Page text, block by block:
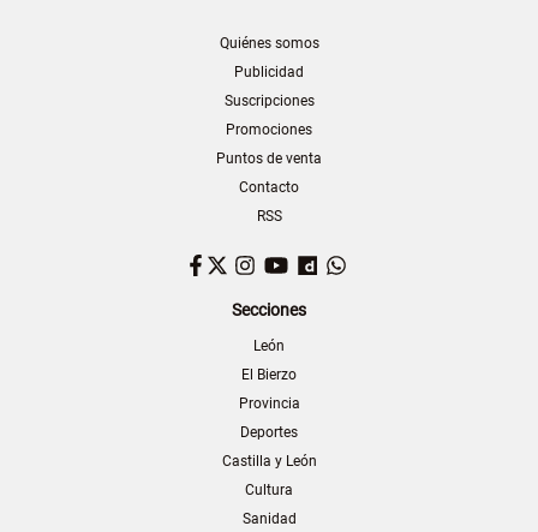
Quiénes somos
Publicidad
Suscripciones
Promociones
Puntos de venta
Contacto
RSS
Facebook
TwitterInstagram
YouTubeDailymotion
Secciones
León
El Bierzo
Provincia
Deportes
Castilla y León
Cultura
Sanidad